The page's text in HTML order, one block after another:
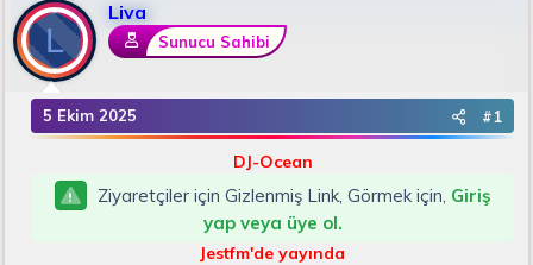
y
B
a
l
a
n
ç
t
i
L
Liva
Sunucu Sahibi
5 Ekim 2025 #1
DJ-Ocean
Ziyaretçiler için Gizlenmiş Link, Görmek için, Giriş
yap veya üye ol.
Jestfm'de yayında